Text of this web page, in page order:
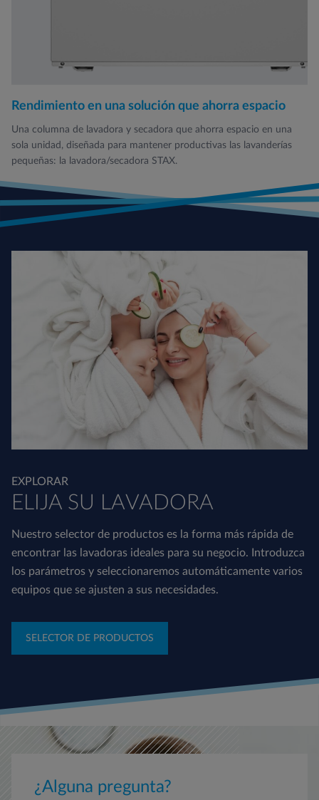
Rendimiento en una solución que ahorra espacio
Una columna de lavadora y secadora que ahorra espacio en una
sola unidad, diseñada para mantener productivas las lavanderías
pequeñas: la lavadora/secadora STAX.
EXPLORAR
ELIJA SU LAVADORA
Nuestro selector de productos es la forma más rápida de
encontrar las lavadoras ideales para su negocio. Introduzca
los parámetros y seleccionaremos automáticamente varios
equipos que se ajusten a sus necesidades.
SELECTOR DE PRODUCTOS
¿Alguna pregunta?